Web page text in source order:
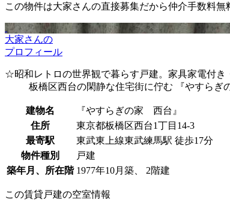
この物件は大家さんの直接募集だから仲介手数料無
大家さんの
プロフィール
☆昭和レトロの世界観で暮らす戸建。家具家電付
板橋区西台の閑静な住宅街に佇む 『やすらぎ
建物名
『やすらぎの家 西台』
住所
東京都板橋区西台1丁目14-3
最寄駅
東武東上線東武練馬駅 徒歩17分
物件種別
戸建
築年月、所在階 1977年10月築、 2階建
この賃貸戸建の空室情報